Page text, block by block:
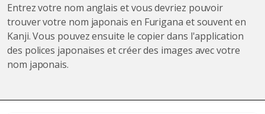
Entrez votre nom anglais et vous devriez pouvoir
trouver votre nom japonais en Furigana et souvent en
Kanji. Vous pouvez ensuite le copier dans l'application
des polices japonaises et créer des images avec votre
nom japonais.